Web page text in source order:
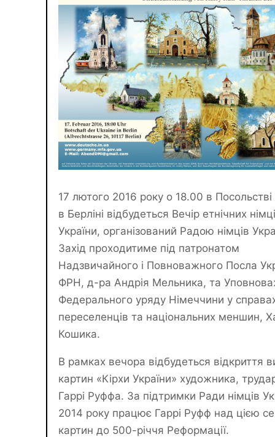
17 лютого 2016 року о 18.00 в Посольстві
в Берліні відбудеться Вечір етнічних
України, організований Радою німців
Захід проходитиме під патронатом
Надзвичайного і Повноважного Посла
ФРН, д-ра Андрія Мельника, та
Федерального уряду Німеччини у
переселенців та національних меншин,
Кошика.
В рамках вечора відбудеться відкриття
картин «Кірхи України» художника,
Гаррі Руффа. За підтримки Ради німців
2014 року працює Гаррі Руфф над цією
картин до 500-річчя Реформації.